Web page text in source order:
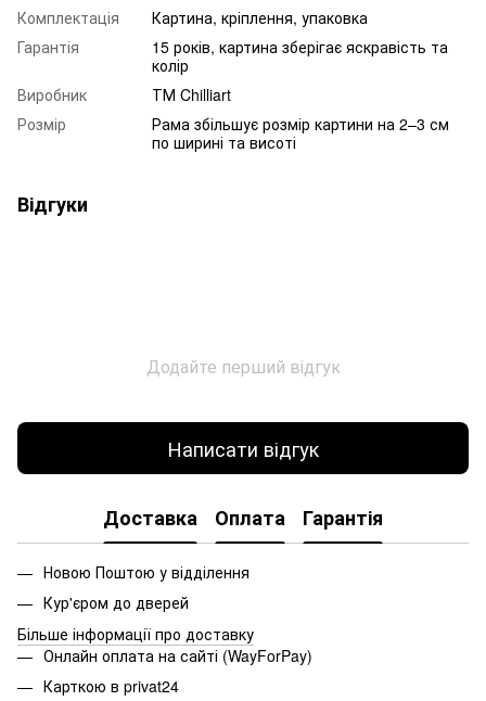
Комплектація
Картина, кріплення, упаковка
Гарантія
15 років, картина зберігає яскравість та
колір
Виробник
ТМ Chilliart
Розмір
Рама збільшує розмір картини на 2–3 см
по ширині та висоті
Відгуки
Додайте перший відгук
Написати відгук
Доставка Оплата Гарантія
Новою Поштою у відділення
Кур'єром до дверей
Більше інформації про доставку
Онлайн оплата на сайті (WayForPay)
Карткою в privat24